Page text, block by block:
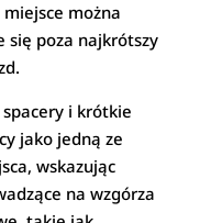
można
się poza najkrótszy
i krótkie
jako jedną ze
wskazując
na wzgórza